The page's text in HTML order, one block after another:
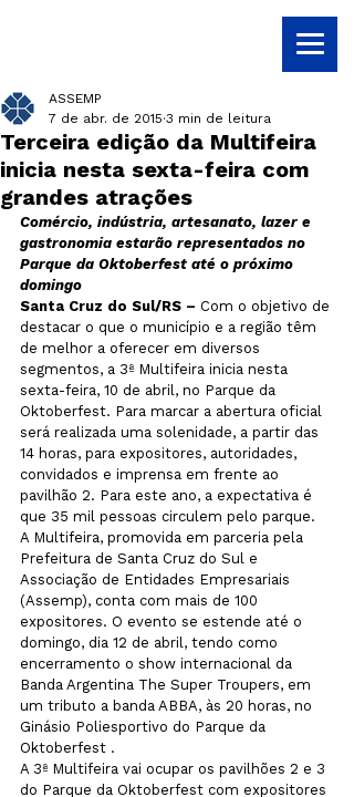
Terceira edição da Multifeira
inicia nesta sexta-feira com
grandes atrações
ASSEMP
7 de abr. de 2015 3 min de leitura
Comércio, indústria, artesanato, lazer e
gastronomia estarão representados no
Parque da Oktoberfest até o próximo
domingo
Santa Cruz do Sul/RS – Com o objetivo de
destacar o que o município e a região têm
de melhor a oferecer em diversos
segmentos, a 3ª Multifeira inicia nesta
sexta-feira, 10 de abril, no Parque da
Oktoberfest. Para marcar a abertura oficial
será realizada uma solenidade, a partir das
14 horas, para expositores, autoridades,
convidados e imprensa em frente ao
pavilhão 2. Para este ano, a expectativa é
que 35 mil pessoas circulem pelo parque.
A Multifeira, promovida em parceria pela
Prefeitura de Santa Cruz do Sul e
Associação de Entidades Empresariais
(Assemp), conta com mais de 100
expositores. O evento se estende até o
domingo, dia 12 de abril, tendo como
encerramento o show internacional da
Banda Argentina The Super Troupers, em
um tributo a banda ABBA, às 20 horas, no
Ginásio Poliesportivo do Parque da
Oktoberfest .
A 3ª Multifeira vai ocupar os pavilhões 2 e 3
do Parque da Oktoberfest com expositores